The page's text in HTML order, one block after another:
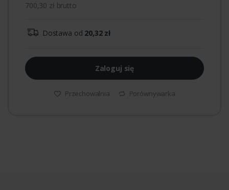
700,30 zł brutto
Dostawa od 20,32 zł
Zaloguj się
Przechowalnia Porównywarka